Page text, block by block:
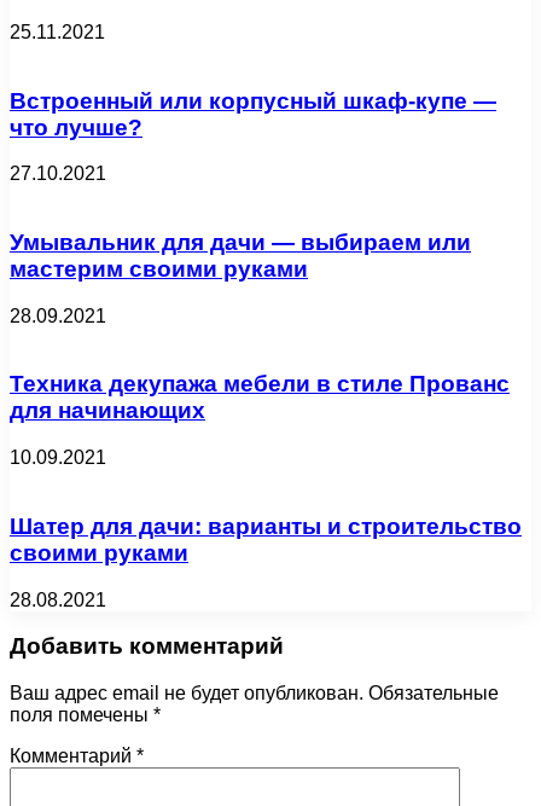
25.11.2021
Встроенный или корпусный шкаф-купе —
что лучше?
27.10.2021
Умывальник для дачи — выбираем или
мастерим своими руками
28.09.2021
Техника декупажа мебели в стиле Прованс
для начинающих
10.09.2021
Шатер для дачи: варианты и строительство
своими руками
28.08.2021
Добавить комментарий
Ваш адрес email не будет опубликован. Обязательные
поля помечены *
Комментарий *